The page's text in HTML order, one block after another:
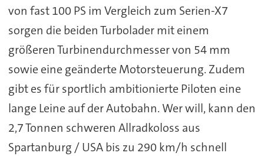
von fast 100 PS im Vergleich zum Serien-X7
sorgen die beiden Turbolader mit einem
größeren Turbinendurchmesser von 54 mm
sowie eine geänderte Motorsteuerung. Zudem
gibt es für sportlich ambitionierte Piloten eine
lange Leine auf der Autobahn. Wer will, kann den
2,7 Tonnen schweren Allradkoloss aus
Spartanburg / USA bis zu 290 km/h schnell